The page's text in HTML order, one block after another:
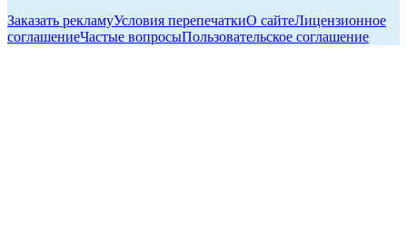
Заказать рекламуУсловия перепечаткиО сайтеЛицензионное
соглашениеЧастые вопросыПользовательское соглашение